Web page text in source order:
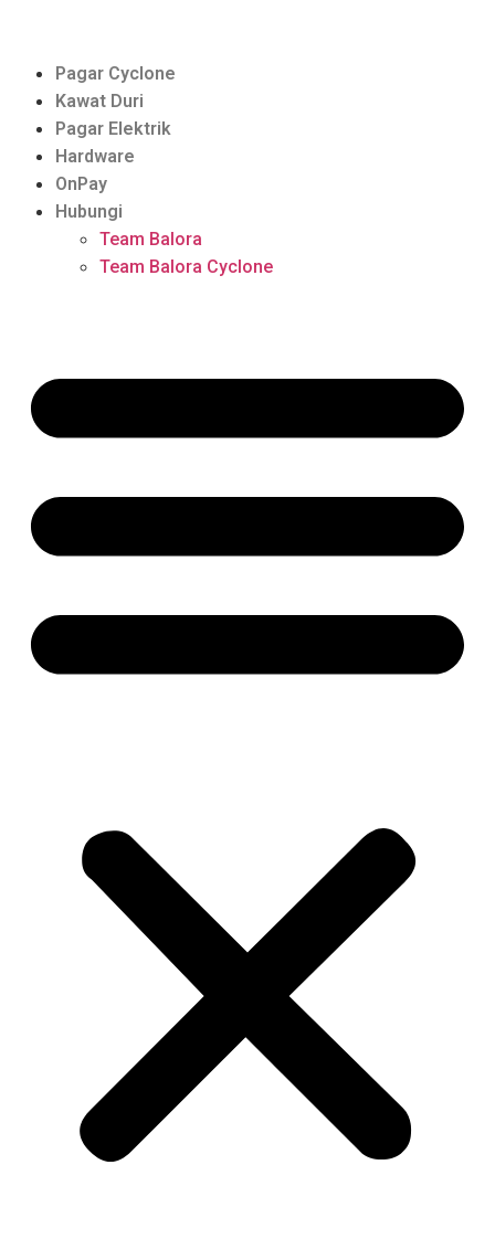
Pagar Cyclone
Kawat Duri
Pagar Elektrik
Hardware
OnPay
Hubungi
Team Balora
Team Balora Cyclone